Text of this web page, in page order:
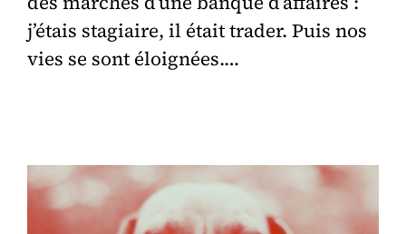
j’étais stagiaire, il était trader. Puis nos
vies se sont éloignées.…